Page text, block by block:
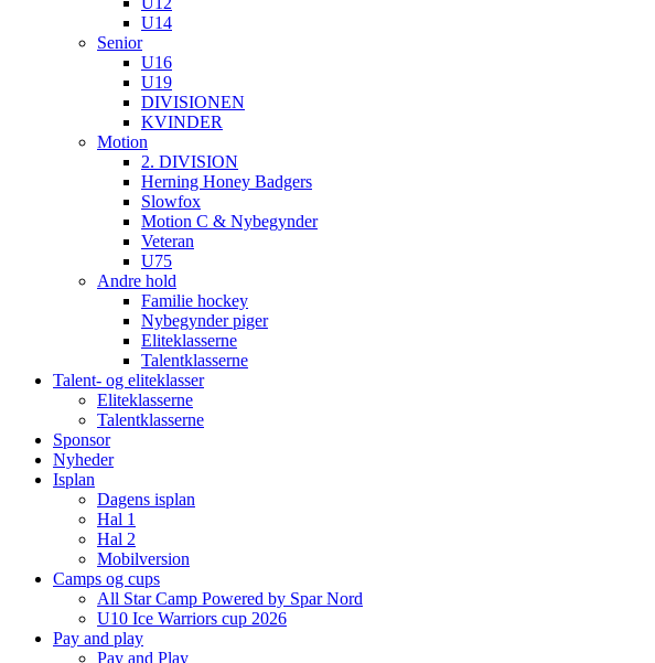
U14
Senior
U16
U19
DIVISIONEN
KVINDER
Motion
2. DIVISION
Herning Honey Badgers
Slowfox
Motion C & Nybegynder
Veteran
U75
Andre hold
Familie hockey
Nybegynder piger
Eliteklasserne
Talentklasserne
Talent- og eliteklasser
Eliteklasserne
Talentklasserne
Sponsor
Nyheder
Isplan
Dagens isplan
Hal 1
Hal 2
Mobilversion
Camps og cups
All Star Camp Powered by Spar Nord
U10 Ice Warriors cup 2026
Pay and play
Pay and Play